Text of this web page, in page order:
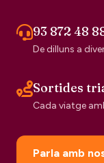
93 872 48
De dilluns a
Sortides
Cada viatge
Parla amb